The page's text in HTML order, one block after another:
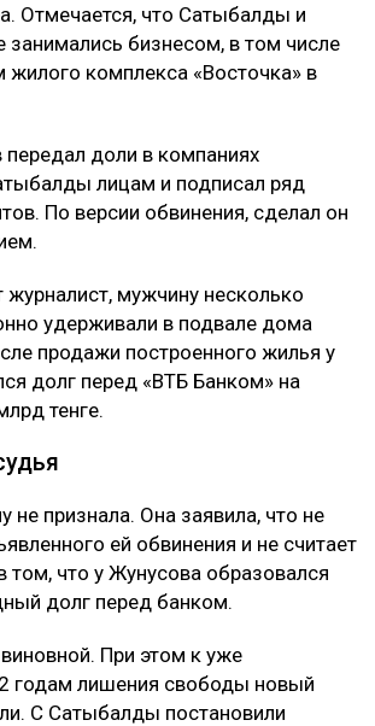
Отмечается, что Сатыбалды и
занимались бизнесом, в том числе
жилого комплекса «Восточка» в
доли в компаниях
лицам и подписал ряд
По версии обвинения, сделал он
журналист, мужчину несколько
удерживали в подвале дома
продажи построенного жилья у
долг перед «ВТБ Банком» на
тенге.
не признала. Она заявила, что не
ей обвинения и не считает
том, что у Жунусова образовался
долг перед банком.
При этом к уже
годам лишения свободы новый
С Сатыбалды постановили